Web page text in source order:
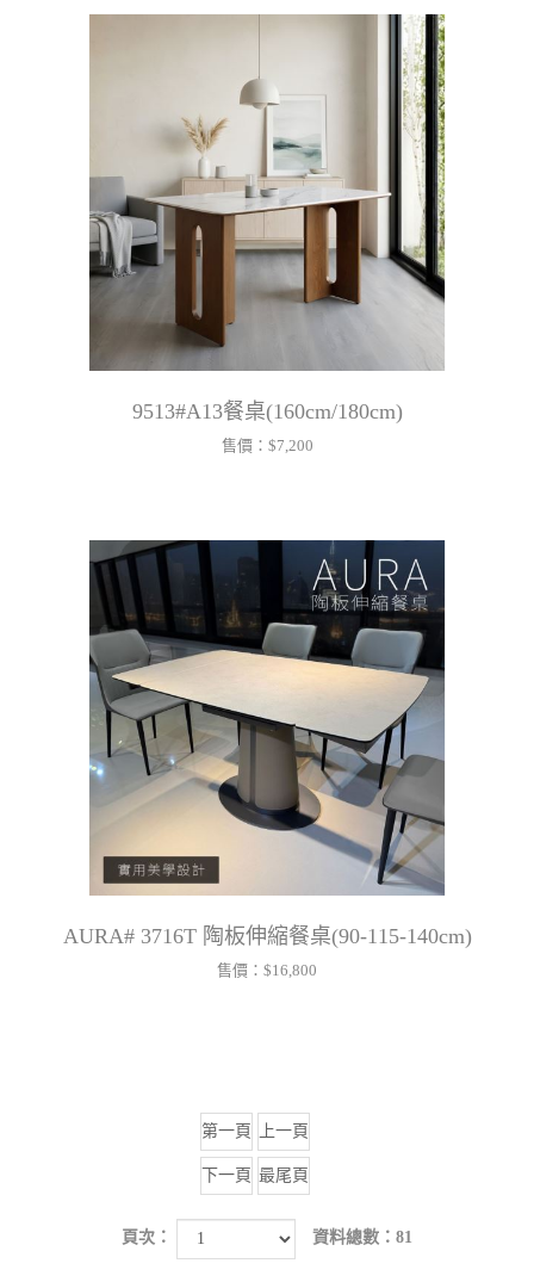
9513#A13餐桌(160cm/180cm)
售價： $7,200
AURA# 3716T 陶板伸縮餐桌(90-115-140cm)
售價： $16,800
第一頁 上一頁
下一頁 最尾頁
頁次： 資料總數：81